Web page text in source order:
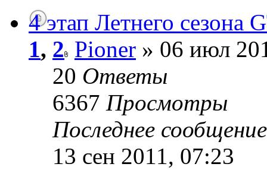
4 этап Летнего сезона
1, 2 Pioner » 06 июл
20 Ответы
6367 Просмотры
Последнее
13 сен 2011, 07:23